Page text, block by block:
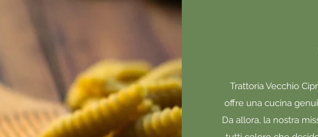
Trattoria Vecchio
offre una cucina
Da allora, la nostra